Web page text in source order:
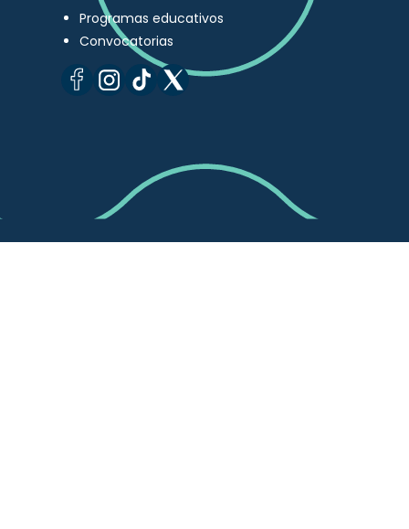
Programas educativos
Convocatorias